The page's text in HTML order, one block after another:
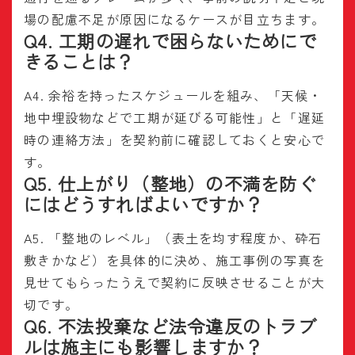
場の配慮不足が原因になるケースが目立ちます。
Q4. 工期の遅れで困らないためにで
きることは？
A4. 余裕を持ったスケジュールを組み、「天候・
地中埋設物などで工期が延びる可能性」と「遅延
時の連絡方法」を契約前に確認しておくと安心で
す。
Q5. 仕上がり（整地）の不満を防ぐ
にはどうすればよいですか？
A5. 「整地のレベル」（表土を均す程度か、砕石
敷きかなど）を具体的に決め、施工事例の写真を
見せてもらったうえで契約に反映させることが大
切です。
Q6. 不法投棄など法令違反のトラブ
ルは施主にも影響しますか？